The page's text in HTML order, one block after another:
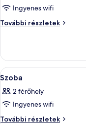
Bedrooms,
Ocean
View
Ingyenes wifi
További részletek
Villa,
View
további
részletei
A
következő
szoba
összes
képének
10
Szoba
2 férőhely
Ingyenes wifi
További részletek
Szoba